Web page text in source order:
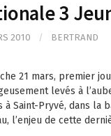
3
2010 / BERTRAND
21 mars, premier
levés à
à Saint-Pryvé, dans la
l’enjeu de cette